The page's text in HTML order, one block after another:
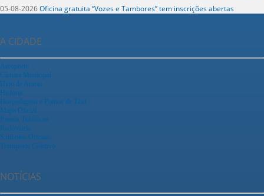
05-08-2026Oficina gratuita “Vozes e Tambores” tem inscrições abertas
A CIDADE
Aeroporto
Câmara Municipal
Hino de Araras
História
Hospedagens e Pontos de Táxi
Mapa Oficial
Pontos Turísticos
Rodoviária
Símbolos Oficiais
Transporte Coletivo
NOTÍCIAS